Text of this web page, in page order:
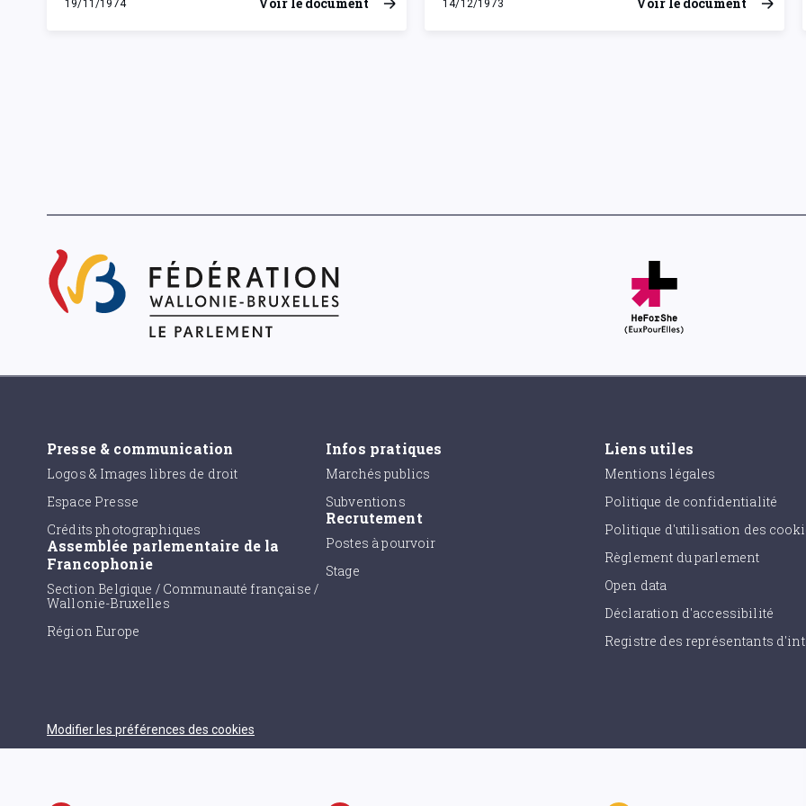
19/11/1974
mardi 19 novembre 1974
14/12/1973
vendredi 14 décembre 1973
Presse & communication
Logos & Images libres de droit
Espace Presse
Crédits photographiques
Assemblée parlementaire de la
Francophonie
Section Belgique / Communauté française /
Wallonie-Bruxelles
Région Europe
Infos pratiques
Marchés publics
Subventions
Recrutement
Postes à pourvoir
Stage
Liens utiles
Mentions légales
Politique de confidentialité
Politique d'utilisation des
Règlement du parlement
Open data
Déclaration d'accessibilité
Registre des représentants
Modifier les préférences des cookies